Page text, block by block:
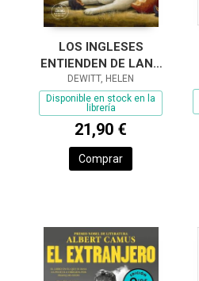
LOS INGLESES
ENTIENDEN DE LANA
(Y OTROS TRUCOS)
DEWITT, HELEN
Disponible en stock en la
librería
21,90 €
Comprar